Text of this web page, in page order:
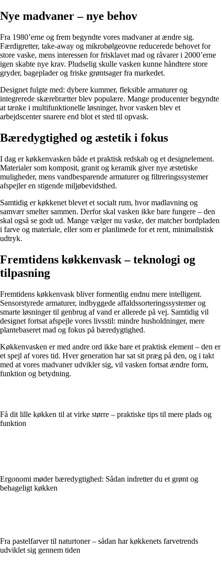
Nye madvaner – nye behov
Fra 1980’erne og frem begyndte vores madvaner at ændre sig.
Færdigretter, take-away og mikrobølgeovne reducerede behovet for
store vaske, mens interessen for frisklavet mad og råvarer i 2000’erne
igen skabte nye krav. Pludselig skulle vasken kunne håndtere store
gryder, bageplader og friske grøntsager fra markedet.
Designet fulgte med: dybere kummer, fleksible armaturer og
integrerede skærebrætter blev populære. Mange producenter begyndte
at tænke i multifunktionelle løsninger, hvor vasken blev et
arbejdscenter snarere end blot et sted til opvask.
Bæredygtighed og æstetik i fokus
I dag er køkkenvasken både et praktisk redskab og et designelement.
Materialer som komposit, granit og keramik giver nye æstetiske
muligheder, mens vandbesparende armaturer og filtreringssystemer
afspejler en stigende miljøbevidsthed.
Samtidig er køkkenet blevet et socialt rum, hvor madlavning og
samvær smelter sammen. Derfor skal vasken ikke bare fungere – den
skal også se godt ud. Mange vælger nu vaske, der matcher bordpladen
i farve og materiale, eller som er planlimede for et rent, minimalistisk
udtryk.
Fremtidens køkkenvask – teknologi og
tilpasning
Fremtidens køkkenvask bliver formentlig endnu mere intelligent.
Sensorstyrede armaturer, indbyggede affaldssorteringssystemer og
smarte løsninger til genbrug af vand er allerede på vej. Samtidig vil
designet fortsat afspejle vores livsstil: mindre husholdninger, mere
plantebaseret mad og fokus på bæredygtighed.
Køkkenvasken er med andre ord ikke bare et praktisk element – den er
et spejl af vores tid. Hver generation har sat sit præg på den, og i takt
med at vores madvaner udvikler sig, vil vasken fortsat ændre form,
funktion og betydning.
Få dit lille køkken til at virke større – praktiske tips til mere plads og
funktion
Ergonomi møder bæredygtighed: Sådan indretter du et grønt og
behageligt køkken
Fra pastelfarver til naturtoner – sådan har køkkenets farvetrends
udviklet sig gennem tiden